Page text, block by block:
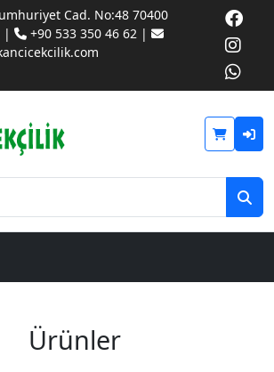
Cad. No:48 70400
|
+90 533 350 46 62 |
Ürünler